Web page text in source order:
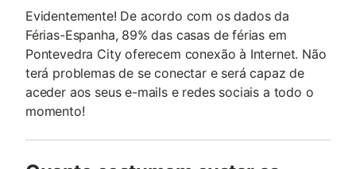
Evidentemente! De acordo com os dados da
Férias-Espanha, 89% das casas de férias em
Pontevedra City oferecem conexão à Internet. Não
terá problemas de se conectar e será capaz de
aceder aos seus e-mails e redes sociais a todo o
momento!